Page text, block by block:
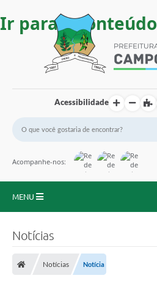
Ir para o conteúdo
Acessibilidade
Acompanhe-nos:
MENU
Notícias
Notícias Notícia